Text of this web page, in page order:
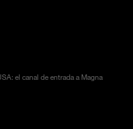
el canal de entrada a Magna